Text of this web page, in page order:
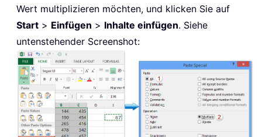
Wert multiplizieren möchten, und klicken Sie auf
Start > Einfügen > Inhalte einfügen. Siehe
untenstehender Screenshot: